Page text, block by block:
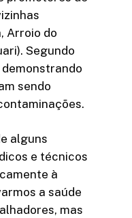
Arroio do
Segundo
sendo
alguns
e técnicos
à
a saúde
mas